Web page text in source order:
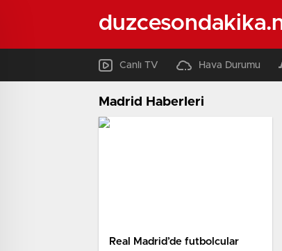
Canlı TV Hava Durumu
Madrid Haberleri
Real Madrid’de futbolcular